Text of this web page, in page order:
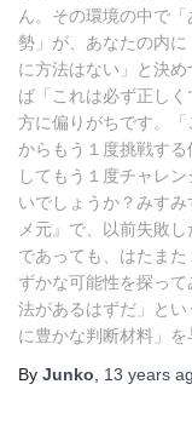
ん。その環境の中で
勢」が、あなたの内
に方法はない」と決
ば「これは必ず正し
方に偏りがちです。
からもう１度挑戦す
してもう１度チャレ
いでしょうか？みす
メ元』で、以前失敗
であっても、はたま
ずかな可能性を探っ
法があるはずだ」と
に豊かな判断材料」を
By Junko 13 years